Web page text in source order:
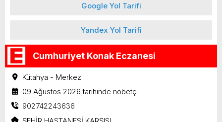
Google Yol Tarifi
Yandex Yol Tarifi
Cumhuriyet Konak Eczanesi
Kütahya - Merkez
09 Ağustos 2026 tarihinde nöbetçi
902742243636